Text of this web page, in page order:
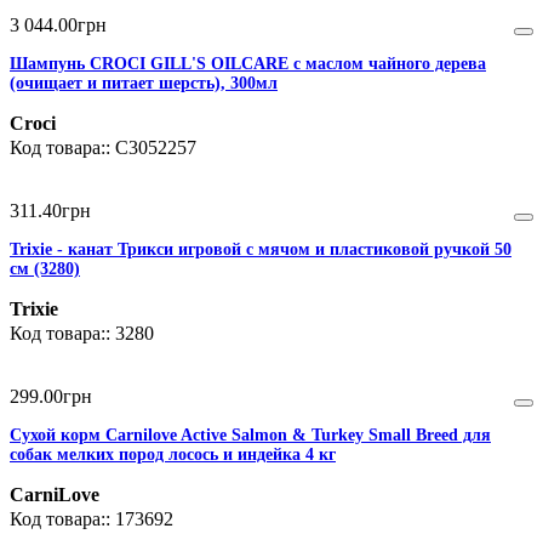
3 044.00грн
Шампунь CROCI GILL'S OILCARE с маслом чайного дерева
(очищает и питает шерсть), 300мл
Croci
C3052257
311 .40грн
Trixie - канат Трикси игровой с мячом и пластиковой ручкой 50
см (3280)
Trixie
3280
299.00грн
Сухой корм Carnilove Active Salmon & Turkey Small Breed для
собак мелких пород лосось и индейка 4 кг
CarniLove
173692